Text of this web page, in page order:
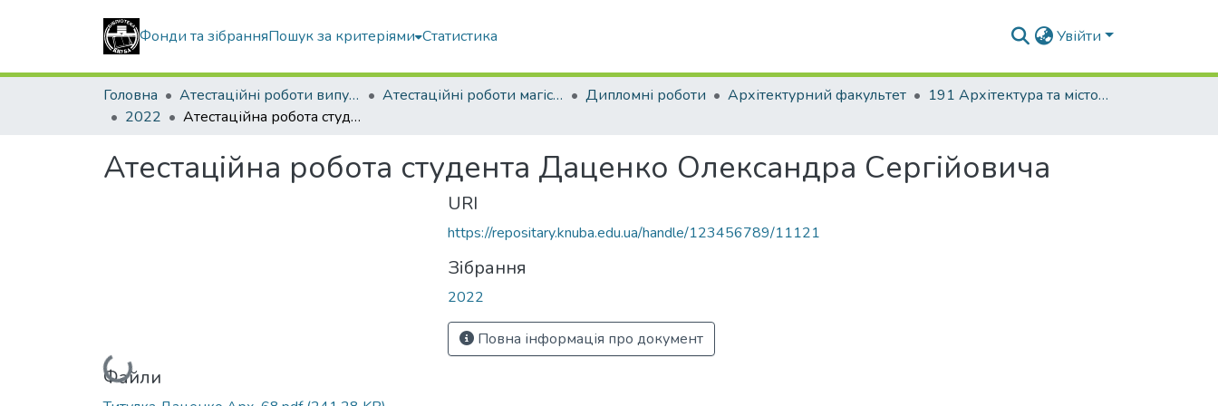
Фонди та зібранняПошук за критеріями Статистика Увійти
Головна Атестаційні роботи випускників Атестаційні роботи магістрів Дипломні роботи Архітектурний факультет
191 Архітектура та містобудування. Ландшафтна архітектура
2022
Атестаційна робота студента Даценко Олександра Сергійовича
Атестаційна робота студента Даценко Олександра Сергійовича
Вантажиться...
Файли
URI
https://repositary.knuba.edu.ua/handle/123456789/11121
Зібрання
2022
Повна інформація про документ